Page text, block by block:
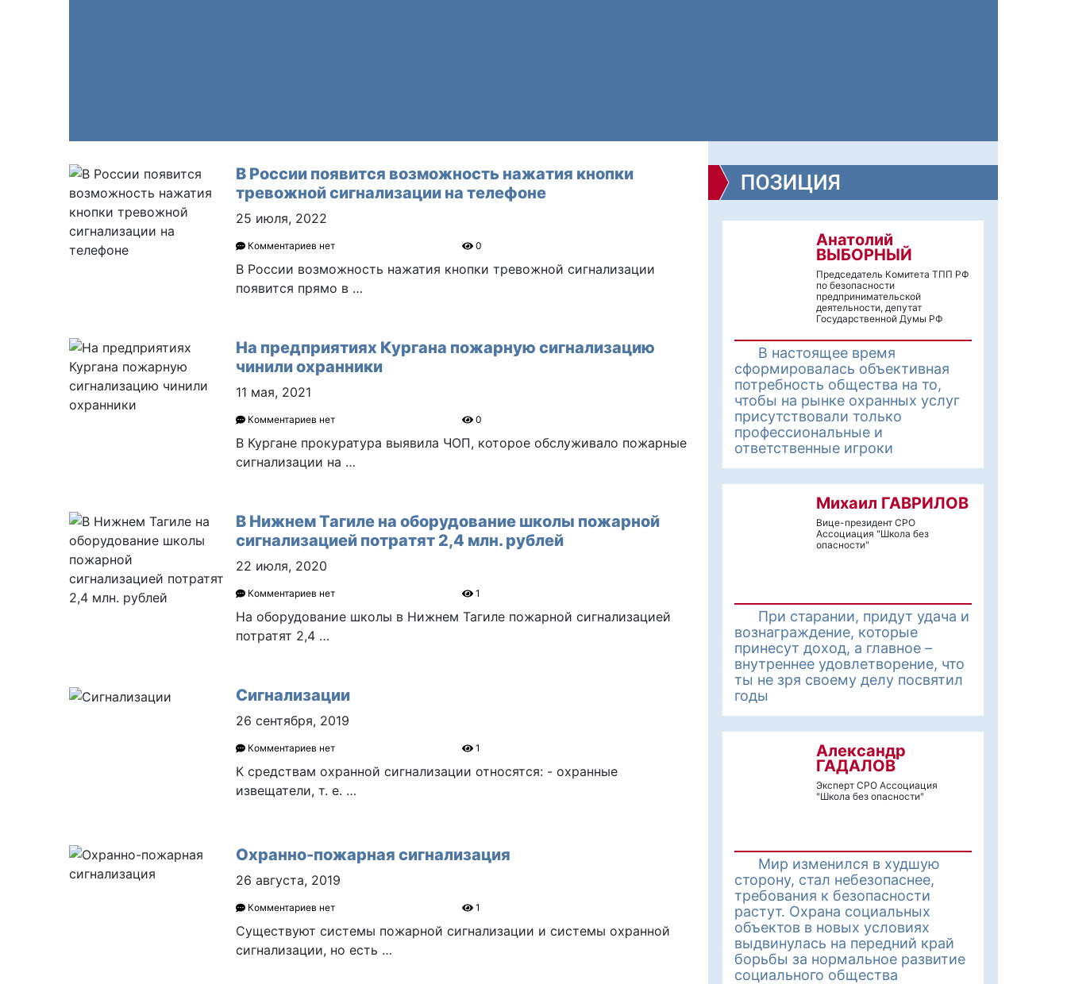
В России появится возможность нажатия кнопки
тревожной сигнализации на телефоне
25 июля, 2022
Комментариев нет 0
В России возможность нажатия кнопки тревожной сигнализации
появится прямо в …
На предприятиях Кургана пожарную сигнализацию
чинили охранники
11 мая, 2021
Комментариев нет 0
В Кургане прокуратура выявила ЧОП, которое обслуживало пожарные
сигнализации на …
В Нижнем Тагиле на оборудование школы пожарной
сигнализацией потратят 2,4 млн. рублей
22 июля, 2020
Комментариев нет 1
На оборудование школы в Нижнем Тагиле пожарной сигнализацией
потратят 2,4 …
Сигнализации
26 сентября, 2019
Комментариев нет 1
К средствам охранной сигнализации относятся: - охранные
извещатели, т. е. …
Охранно-пожарная сигнализация
26 августа, 2019
Комментариев нет 1
Существуют системы пожарной сигнализации и системы охранной
сигнализации, но есть …
Анатолий
ВЫБОРНЫЙ
Председатель Комитета ТПП РФ
по безопасности
предпринимательской
деятельности, депутат
Государственной Думы РФ
В настоящее время
сформировалась объективная
потребность общества на то,
чтобы на рынке охранных услуг
присутствовали только
профессиональные и
ответственные игроки
Михаил ГАВРИЛОВ
Вице-президент СРО
Ассоциация "Школа без
опасности"
При старании, придут удача и
вознаграждение, которые
принесут доход, а главное –
внутреннее удовлетворение, что
ты не зря своему делу посвятил
годы
Александр
ГАДАЛОВ
Эксперт СРО Ассоциация
"Школа без опасности"
Мир изменился в худшую
сторону, стал небезопаснее,
требования к безопасности
растут. Охрана социальных
объектов в новых условиях
выдвинулась на передний край
борьбы за нормальное развитие
социального общества